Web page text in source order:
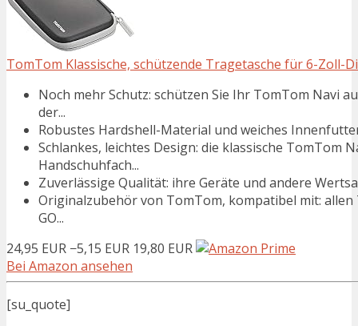
TomTom Klassische, schützende Tragetasche für 6-Zoll-
Noch mehr Schutz: schützen Sie Ihr TomTom Navi
der...
Robustes Hardshell-Material und weiches
Schlankes, leichtes Design: die klassische TomTom
Handschuhfach...
Zuverlässige Qualität: ihre Geräte und andere
Originalzubehör von TomTom, kompatibel mit: allen
GO...
24,95 EUR −5,15 EUR 19,80 EUR
Bei Amazon ansehen
[su_quote]